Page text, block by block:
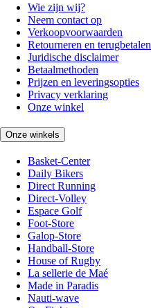
Wie zijn wij?
Neem contact op
Verkoopvoorwaarden
Retourneren en terugbetalen
Juridische disclaimer
Betaalmethoden
Prijzen en leveringsopties
Privacy verklaring
Onze winkel
Onze winkels
Basket-Center
Daily Bikers
Direct Running
Direct-Volley
Espace Golf
Foot-Store
Galop-Store
Handball-Store
House of Rugby
La sellerie de Maé
Made in Paradis
Nauti-wave